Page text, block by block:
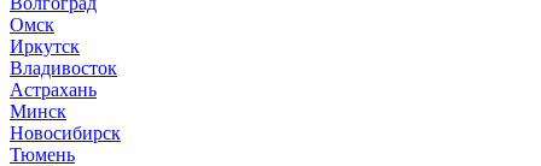
Омск
Иркутск
Владивосток
Астрахань
Минск
Новосибирск
Тюмень